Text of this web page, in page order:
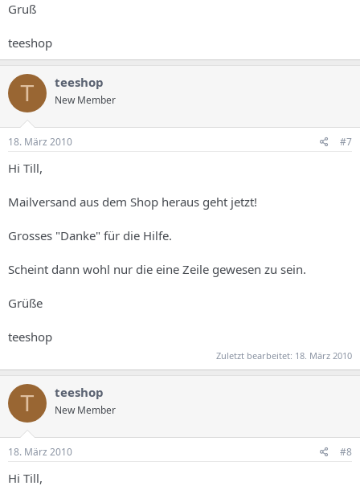
Gruß
teeshop
T teeshop
New Member
18. März 2010 #7
Hi Till,
Mailversand aus dem Shop heraus geht jetzt!
Grosses "Danke" für die Hilfe.
Scheint dann wohl nur die eine Zeile gewesen zu sein.
Grüße
teeshop
Zuletzt bearbeitet: 18. März 2010
T teeshop
New Member
18. März 2010 #8
Hi Till,